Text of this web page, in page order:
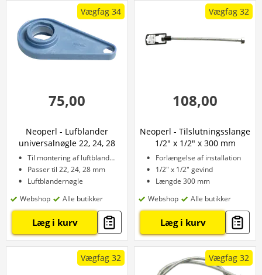
Vægfag 34
75,00
Neoperl - Lufblander
universalnøgle 22, 24, 28
mm
Til montering af luftblander
Passer til 22, 24, 28 mm
Luftblandernøgle
Webshop
Alle butikker
Læg i kurv
Vægfag 32
108,00
Neoperl - Tilslutningsslange
1/2" x 1/2" x 300 mm
Forlængelse af installation
1/2" x 1/2" gevind
Længde 300 mm
Webshop
Alle butikker
Læg i kurv
Vægfag 32 Vægfag 32